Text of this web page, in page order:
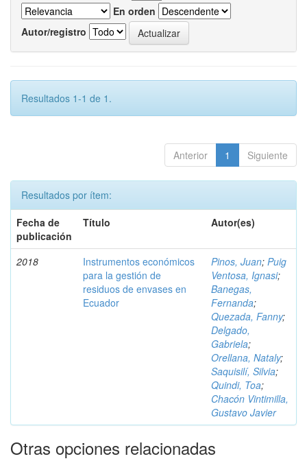
En orden
Autor/registro
Resultados 1-1 de 1.
Anterior 1 Siguiente
Resultados por ítem:
Fecha de
publicación
Título Autor(es)
2018
Instrumentos económicos
para la gestión de
residuos de envases en
Ecuador
Pinos, Juan; Puig
Ventosa, Ignasi;
Banegas,
Fernanda;
Quezada, Fanny;
Delgado,
Gabriela;
Orellana, Nataly;
Saquisilí, Silvia;
Quindi, Toa;
Chacón Vintimilla,
Gustavo Javier
Otras opciones relacionadas